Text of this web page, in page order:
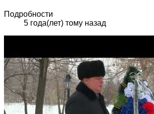
Подробности
5 года(лет) тому назад